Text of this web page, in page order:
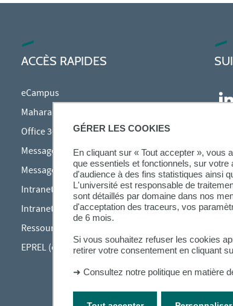
GÉRER LES COOKIES
En cliquant sur « Tout accepter », vous
que essentiels et fonctionnels, sur
d'audience à des fins statistiques ainsi
L'université est responsable de
sont détaillés par domaine dans nos
d'acceptation des traceurs, vos
de 6 mois.
Si vous souhaitez refuser les cookies
retirer votre consentement en cliquant
➜ Consultez notre politique en matière
ACCÈS RAPIDES
eCampus
Mahara
Office 365
Messagerie des étudiants
Messagerie des personnels
Intranet Inspé
Intranet UPEC
Ressources audiovisuelles Inspé
EPREL (cours en ligne)